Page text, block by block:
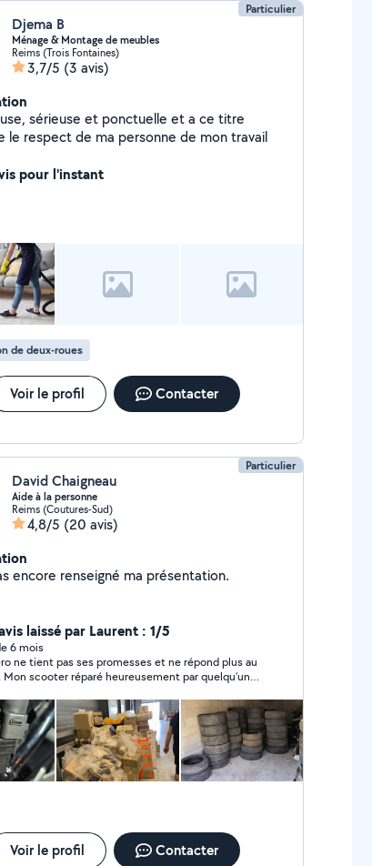
Particulier
Djema B
Ménage & Montage de meubles
Reims (Trois Fontaines)
3,7/5 (3 avis)
sérieuse et ponctuelle et a ce titre
le respect de ma personne de mon travail
pour l'instant
de deux-roues
Voir le profil Contacter
Particulier
David Chaigneau
Aide à la personne
Reims (Coutures-Sud)
4,8/5 (20 avis)
Je n'ai pas encore renseigné ma présentation.
laissé par Laurent : 1/5
6 mois
ne tient pas ses promesses et ne répond plus au
scooter réparé heureusement par quelqu’un
Voir le profil Contacter